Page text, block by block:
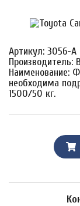
Артикул: 3056-A
Производитель:
Наименование:
необходима
1500/50 кг.